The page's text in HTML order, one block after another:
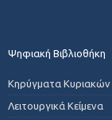
Ψηφιακή Βιβλιοθήκη
Κηρύγματα Κυριακών
Λειτουργικά Κείμενα